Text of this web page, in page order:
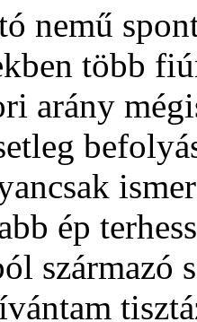
nemű
több
arány
ép